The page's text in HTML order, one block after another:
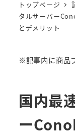
トップページ
タルサーバー
とデメリット
※記事内に商品
国内最
ー